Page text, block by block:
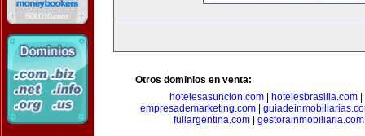
Otros dominios en venta:
hotelesasuncion.com| hotelesbrasilia.com|
empresademarketing.com|
fullargentina.com
gestorainmobiliaria.com